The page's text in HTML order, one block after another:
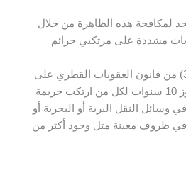
لمكافحة هذه الظاهرة من خلال
مشددة على مرتكبي جرائم
حيث نصت المادة رقم (336) من قانون العقوبات القطري على
عقوبة السجن لمدة لا تتجاوز 10 سنوات لكل من ارتكب جريمة
وسائل النقل البرية أو البحرية أو
في ظروف معينة مثل وجود أكثر من